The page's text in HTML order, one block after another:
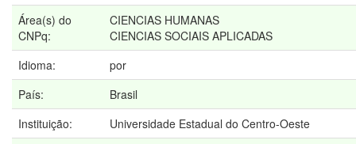
Área(s) do
CNPq:
CIENCIAS HUMANAS
CIENCIAS SOCIAIS APLICADAS
Idioma:
por
País:
Brasil
Instituição:
Universidade Estadual do Centro-Oeste